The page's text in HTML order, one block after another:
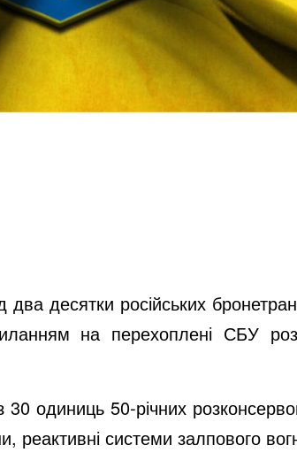
десятки російських
на перехоплені СБУ
одиниць 50-річних
реактивні системи залпового